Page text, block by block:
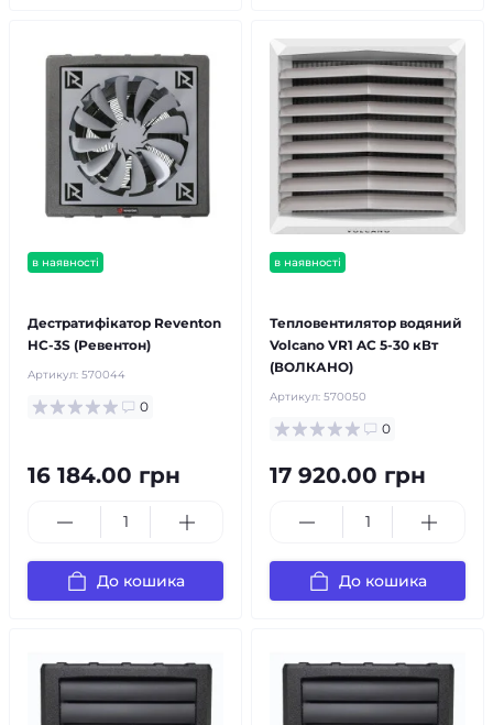
в наявності
Дестратифікатор Reventon
HC-3S (Ревентон)
Артикул: 570044
0
16 184.00 грн
До кошика
в наявності
Тепловентилятор водяний
Volcano VR1 AC 5-30 кВт
(ВОЛКАНО)
Артикул: 570050
0
17 920.00 грн
До кошика